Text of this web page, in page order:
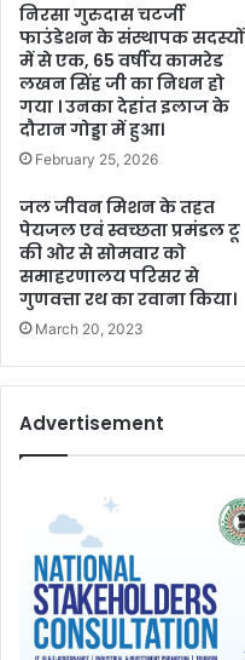
निरसा गुरुदास चटर्जी
फाउंडेशन के संस्थापक सदस्यों
में से एक, 65 वर्षीय कामरेड
लखन सिंह जी का निधन हो
गया । उनका देहांत इलाज के
दौरान गोड्डा में हुआ।
February 25, 2026
जल जीवन मिशन के तहत
पेयजल एवं स्वच्छता प्रमंडल टू
की ओर से सोमवार को
समाहरणालय परिसर से
गुणवत्ता रथ का रवाना किया।
March 20, 2023
Advertisement